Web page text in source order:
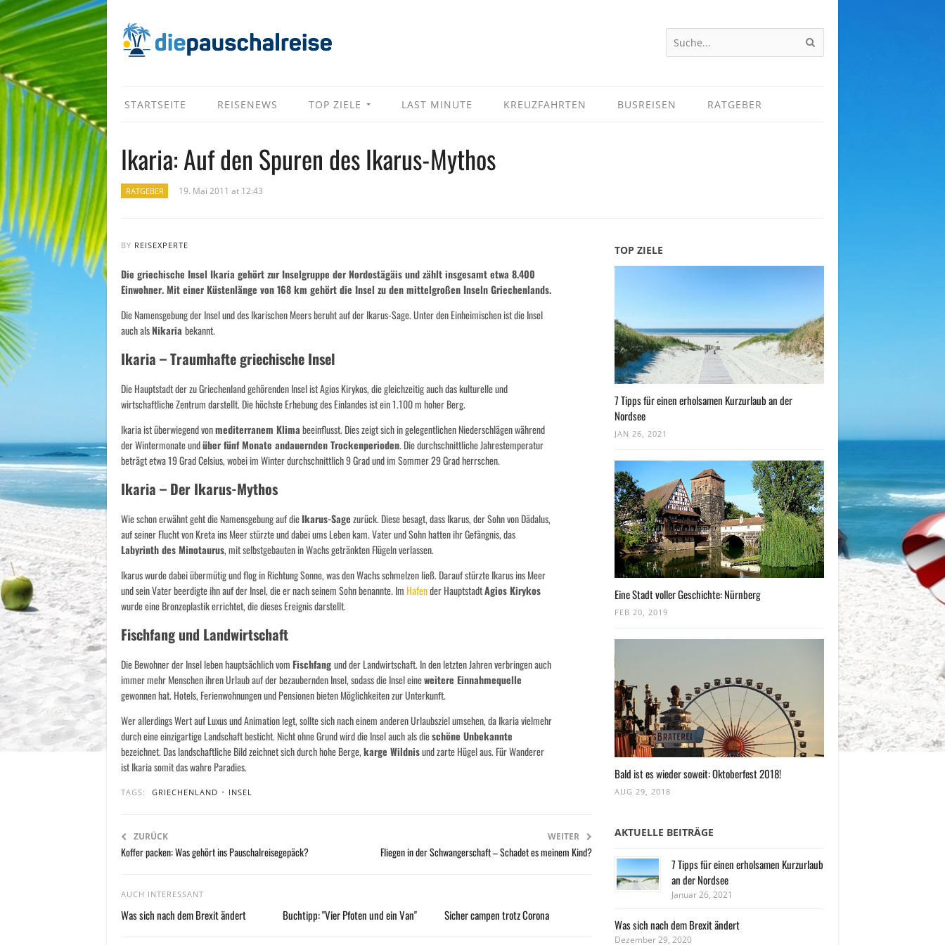
STARTSEITE REISENEWS TOP ZIELE LAST MINUTE KREUZFAHRTEN BUSREISEN RATGEBER
Ikaria: Auf den Spuren des Ikarus-Mythos
RATGEBER 19. Mai 2011 at 12:43
BY REISEXPERTE
Die griechische Insel Ikaria gehört zur Inselgruppe der Nordostägäis und zählt insgesamt etwa 8.400
Einwohner. Mit einer Küstenlänge von 168 km gehört die Insel zu den mittelgroßen Inseln Griechenlands.
Die Namensgebung der Insel und des Ikarischen Meers beruht auf der Ikarus-Sage. Unter den Einheimischen ist die Insel
auch alsNikaria bekannt.
Ikaria – Traumhafte griechische Insel
Die Hauptstadt der zu Griechenland gehörenden Insel ist Agios Kirykos, die gleichzeitig auch das kulturelle und
wirtschaftliche Zentrum darstellt. Die höchste Erhebung des Einlandes ist ein 1.100 m hoher Berg.
Ikaria ist überwiegend vonmediterranem Klimabeeinflusst. Dies zeigt sich in gelegentlichen Niederschlägen während
der Wintermonate undüber fünf Monate andauernden Trockenperioden. Die durchschnittliche Jahrestemperatur
beträgt etwa 19 Grad Celsius, wobei im Winter durchschnittlich 9 Grad und im Sommer 29 Grad herrschen.
Ikaria – Der Ikarus-Mythos
Wie schon erwähnt geht die Namensgebung auf dieIkarus-Sagezurück. Diese besagt, dass Ikarus, der Sohn von Dädalus,
auf seiner Flucht von Kreta ins Meer stürzte und dabei ums Leben kam. Vater und Sohn hatten ihr Gefängnis, das
Labyrinth des Minotaurus, mit selbstgebauten in Wachs getränkten Flügeln verlassen.
Ikarus wurde dabei übermütig und flog in Richtung Sonne, was den Wachs schmelzen ließ. Darauf stürzte Ikarus ins Meer
und sein Vater beerdigte ihn auf der Insel, die er nach seinem Sohn benannte. ImHafender HauptstadtAgios Kirykos
wurde eine Bronzeplastik errichtet, die dieses Ereignis darstellt.
Fischfang und Landwirtschaft
Die Bewohner der Insel leben hauptsächlich vomFischfangund der Landwirtschaft. In den letzten Jahren verbringen auch
immer mehr Menschen ihren Urlaub auf der bezaubernden Insel, sodass die Insel eineweitere Einnahmequelle
gewonnen hat. Hotels, Ferienwohnungen und Pensionen bieten Möglichkeiten zur Unterkunft.
Wer allerdings Wert auf Luxus und Animation legt, sollte sich nach einem anderen Urlaubsziel umsehen, da Ikaria vielmehr
durch eine einzigartige Landschaft besticht. Nicht ohne Grund wird die Insel auch als dieschöne Unbekannte
bezeichnet. Das landschaftliche Bild zeichnet sich durch hohe Berge,karge Wildnisund zarte Hügel aus. Für Wanderer
ist Ikaria somit das wahre Paradies.
TAGS: GRIECHENLAND • INSEL
ZURÜCK
Koffer packen: Was gehört ins Pauschalreisegepäck?
WEITER
Fliegen in der Schwangerschaft – Schadet es meinem Kind?
AUCH INTERESSANT
Was sich nach dem Brexit ändert Buchtipp: "Vier Pfoten und ein Van" Sicher campen trotz Corona
TOP ZIELE
7 Tipps für einen erholsamen Kurzurlaub an der
Nordsee
JAN 26, 2021
Eine Stadt voller Geschichte: Nürnberg
FEB 20, 2019
Bald ist es wieder soweit: Oktoberfest 2018!
AUG 29, 2018
AKTUELLE BEITRÄGE
7 Tipps für einen erholsamen Kurzurlaub
an der Nordsee
Januar 26, 2021
Was sich nach dem Brexit ändert
Dezember 29, 2020